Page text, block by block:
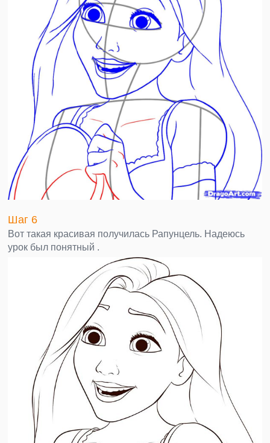
Шаг 6
Вот такая красивая получилась Рапунцель. Надеюсь
урок был понятный .